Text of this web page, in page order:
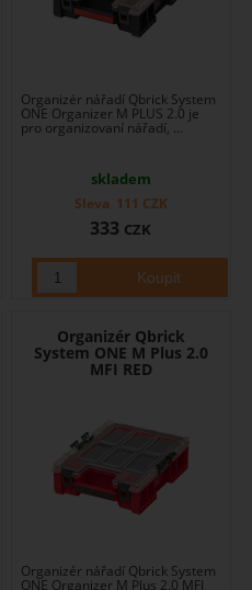
Organizér nářadí Qbrick System
ONE Organizer M PLUS 2.0 je
pro organizovaní nářadí, ...
skladem
333 CZK
Sleva 111 CZK
Organizér Qbrick
System ONE M Plus 2.0
MFI RED
Organizér nářadí Qbrick System
ONE Organizer M Plus 2.0 MFI